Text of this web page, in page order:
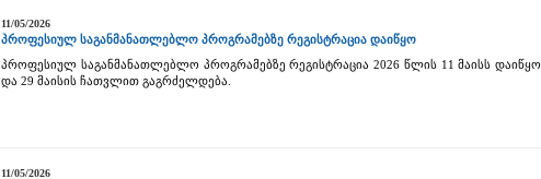
11/05/2026
პროფესიულ საგანმანათლებლო პროგრამებზე რეგისტრაცია დაიწყო
პროფესიულ საგანმანათლებლო პროგრამებზე რეგისტრაცია 2026 წლის 11 მაისს დაიწყო
და 29 მაისის ჩათვლით გაგრძელდება.
11/05/2026